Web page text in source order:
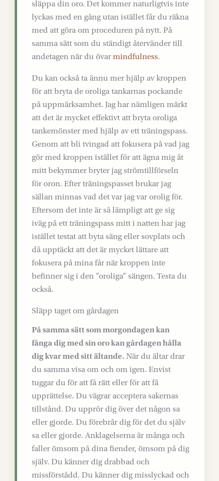
släppa din oro. Det kommer naturligtvis inte
lyckas med en gång utan istället får du räkna
med att göra om proceduren på nytt. På
samma sätt som du ständigt återvänder till
andetagen när du övar mindfulness.
Du kan också ta ännu mer hjälp av kroppen
för att bryta de oroliga tankarnas pockande
på uppmärksamhet. Jag har nämligen märkt
att det är mycket effektivt att bryta oroliga
tankemönster med hjälp av ett träningspass.
Genom att bli tvingad att fokusera på vad jag
gör med kroppen istället för att ägna mig åt
mitt bekymmer bryter jag strömtillförseln
för oron. Efter träningspasset brukar jag
sällan minnas vad det var jag var orolig för.
Eftersom det inte är så lämpligt att ge sig
iväg på ett träningspass mitt i natten har jag
istället testat att byta säng eller sovplats och
då upptäckt att det är mycket lättare att
fokusera på mina får när kroppen inte
befinner sig i den ”oroliga” sängen. Testa du
också.
Släpp taget om gårdagen
På samma sätt som morgondagen kan
fånga dig med sin oro kan gårdagen hålla
dig kvar med sitt ältande. När du ältar drar
du samma visa om och om igen. Envist
tuggar du för att få rätt eller för att få
upprättelse. Du vägrar acceptera sakernas
tillstånd. Du upprör dig över det någon sa
eller gjorde. Du förebrår dig för det du själv
sa eller gjorde. Anklagelserna är många och
faller ömsom på dina fiender, ömsom på dig
själv. Du känner dig drabbad och
missförstådd. Du känner dig misslyckad och